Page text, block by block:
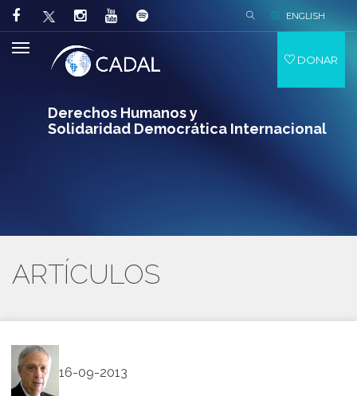
Derechos Humanos y
Solidaridad Democrática Internacional
ENGLISH
DONAR
ARTÍCULOS
16-09-2013